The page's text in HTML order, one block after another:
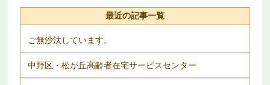
最近の記事一覧
ご無沙汰しています。
中野区・松が丘高齢者在宅サービスセンター